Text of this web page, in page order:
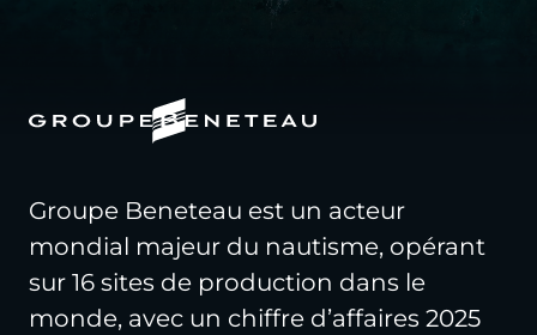
Groupe Beneteau est un acteur
mondial majeur du nautisme, opérant
sur 16 sites de production dans le
monde, avec un chiffre d’affaires 2025